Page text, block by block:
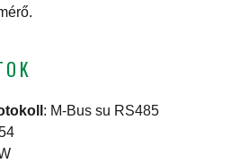
: M-Bus su RS485